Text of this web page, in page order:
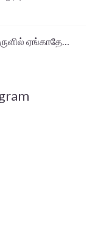
ஏங்காதே…